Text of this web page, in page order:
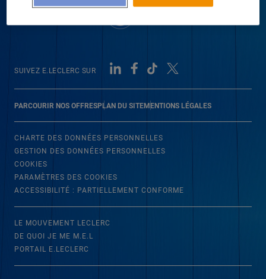
PARCOURIR NOS OFFRESPLAN DU SITEMENTIONS LÉGALES
SUIVEZ E.LECLERC SUR
CHARTE DES DONNÉES PERSONNELLES
GESTION DES DONNÉES PERSONNELLES
COOKIES
PARAMÈTRES DES COOKIES
ACCESSIBILITÉ : PARTIELLEMENT CONFORME
LE MOUVEMENT LECLERC
DE QUOI JE ME M.E.L
PORTAIL E.LECLERC